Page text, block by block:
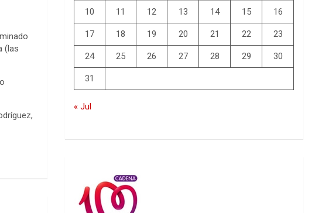
(las
10 11 12 13 14 15 16
17 18 19 20 21 22 23
24 25 26 27 28 29 30
31
« Jul